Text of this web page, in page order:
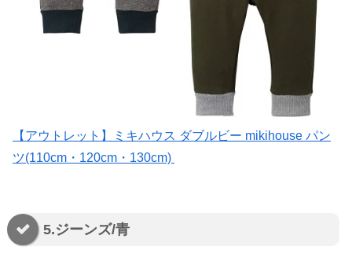
【アウトレット】ミキハウス ダブルビー mikihouse パン
ツ(110cm・120cm・130cm)
5.ジーンズ/青